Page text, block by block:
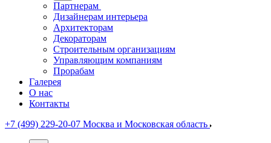
Партнерам
Дизайнерам интерьера
Архитекторам
Декораторам
Строительным организациям
Управляющим компаниям
Прорабам
Галерея
О нас
Контакты
+7 (499) 229-20-07 Москва и Московская область